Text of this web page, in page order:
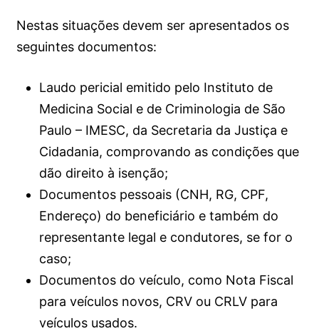
Nestas situações devem ser apresentados os
seguintes documentos:
Laudo pericial emitido pelo Instituto de
Medicina Social e de Criminologia de São
Paulo – IMESC, da Secretaria da Justiça e
Cidadania, comprovando as condições que
dão direito à isenção;
Documentos pessoais (CNH, RG, CPF,
Endereço) do beneficiário e também do
representante legal e condutores, se for o
caso;
Documentos do veículo, como Nota Fiscal
para veículos novos, CRV ou CRLV para
veículos usados.